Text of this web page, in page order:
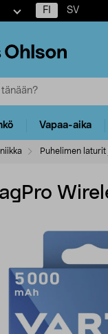
FI SV
Vapaa-aika
Puhelimen laturit